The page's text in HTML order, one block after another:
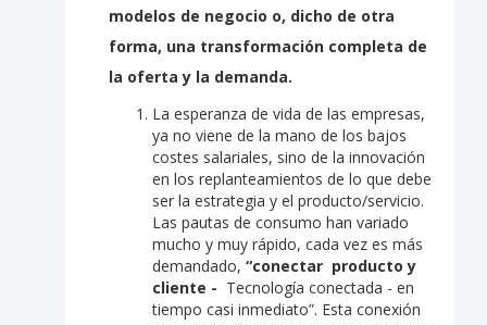
modelos de negocio o, dicho de otra
forma, una transformación completa de
la oferta y la demanda.
La esperanza de vida de las empresas,
ya no viene de la mano de los bajos
costes salariales, sino de la innovación
en los replanteamientos de lo que debe
ser la estrategia y el producto/servicio.
Las pautas de consumo han variado
mucho y muy rápido, cada vez es más
demandado, “conectar producto y
cliente - Tecnología conectada - en
tiempo casi inmediato”. Esta conexión